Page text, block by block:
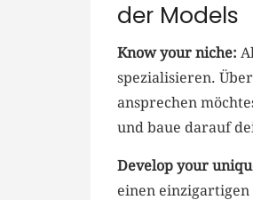
der ⁤Models
Know your niche:
⁣spezialisieren.
ansprechen
und baue darauf
Develop your
einen‍